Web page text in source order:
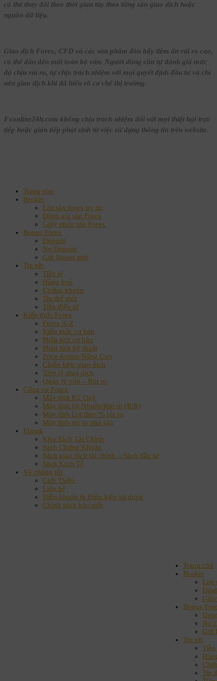
có thể thay đổi theo thời gian tùy theo từng sàn giao dịch hoặc
nguồn dữ liệu.
Giao dịch Forex, CFD và các sản phẩm đòn bẩy tiềm ẩn rủi ro cao,
có thể dẫn đến mất toàn bộ vốn. Người dùng cần tự đánh giá mức
độ chịu rủi ro, tự chịu trách nhiệm với mọi quyết định đầu tư và chỉ
nên giao dịch khi đã hiểu rõ cơ chế thị trường.
Fxonline24h.com không chịu trách nhiệm đối với mọi thiệt hại trực
tiếp hoặc gián tiếp phát sinh từ việc sử dụng thông tin trên website.
Trang chủ
Broker
List sàn forex uy tín
Đánh giá sàn Forex
Giấy phép sàn Forex
Bonus Forex
Deposit
No Deposit
Gửi Bonus mới
Tin tức
Tiền tệ
Hàng hoá
Chứng khoán
Tin thế giới
Tiền điện tử
Kiến thức Forex
Forex A-Z
Kiến thức cơ bản
Phân tích cơ bản
Phân tích kỹ thuật
Price Action Nâng Cao
Chiến lược giao dịch
Tâm lý giao dịch
Quản lý vốn – Rủi ro
Công cụ Forex
Máy tính Ký Quỹ
Máy tính lợi Nhuận/Rủi ro (R:R)
Máy tính Lot theo % rủi ro
Máy tính rủi ro phá sản
Ebook
Kho Sách Tài Chính
Sách Chứng Khoán
Sách giao dịch tài chính – Sách đầu tư
Sách Kinh Tế
Về chúng tôi
Giới Thiệu
Liên hệ
Điều khoản & Điều kiện sử dụng
Chính sách bảo mật
Trang chủ
Broker
List
Bonus
No
Gửi
Tin tức
Tiền
Tin